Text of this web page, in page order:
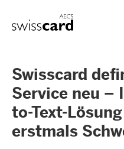
Header
Logo
Swisscard
Service neu –
to-Text-
erstmals